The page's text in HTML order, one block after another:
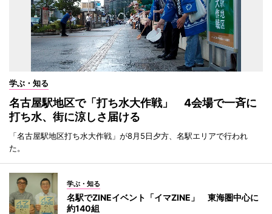
学ぶ・知る
名古屋駅地区で「打ち水大作戦」 4会場で一斉に
打ち水、街に涼しさ届ける
「名古屋駅地区打ち水大作戦」が8月5日夕方、名駅エリアで行われ
た。
学ぶ・知る
名駅でZINEイベント「イマZINE」 東海圏中心に
約140組